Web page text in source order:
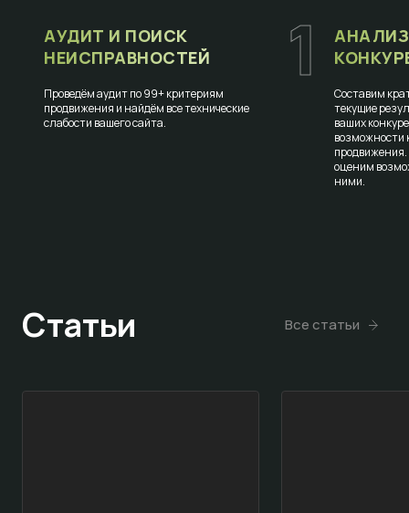
1
АУДИТ И ПОИСК
НЕИСПРАВНОСТЕЙ
Проведём аудит по 99+ критериям
продвижения и найдём все технические
слабости вашего сайта.
Составим
текущие
ваших
возможности
оценим
ними.
Статьи Все статьи